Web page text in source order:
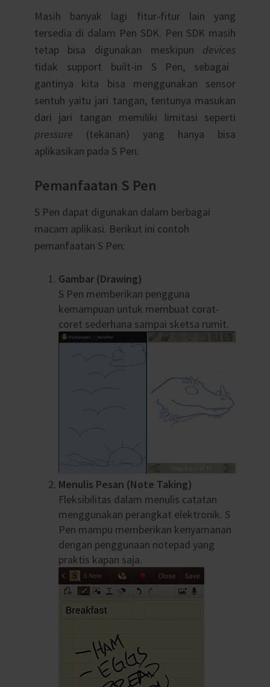
Masih banyak lagi fitur-fitur lain yang
tersedia di dalam Pen SDK. Pen SDK masih
tetap bisa digunakan meskipun devices
tidak support built-in S Pen, sebagai
gantinya kita bisa menggunakan sensor
sentuh yaitu jari tangan, tentunya masukan
dari jari tangan memiliki limitasi seperti
pressure (tekanan) yang hanya bisa
aplikasikan pada S Pen.
Pemanfaatan S Pen
S Pen dapat digunakan dalam berbagai
macam aplikasi. Berikut ini contoh
pemanfaatan S Pen:
Gambar (Drawing)
S Pen memberikan pengguna
kemampuan untuk membuat corat-
coret sederhana sampai sketsa rumit.
Menulis Pesan (Note Taking)
Fleksibilitas dalam menulis catatan
menggunakan perangkat elektronik. S
Pen mampu memberikan kenyamanan
dengan penggunaan notepad yang
praktis kapan saja.